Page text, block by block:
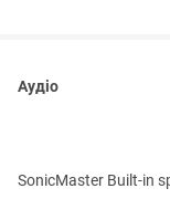
Аудіо
SonicMaster Built-in